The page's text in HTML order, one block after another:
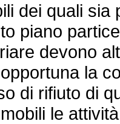
dei quali sia
piano
devono
la
di rifiuto di
le